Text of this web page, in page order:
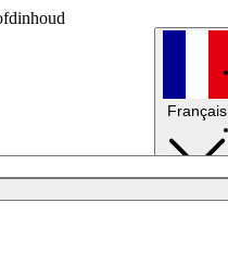
Français